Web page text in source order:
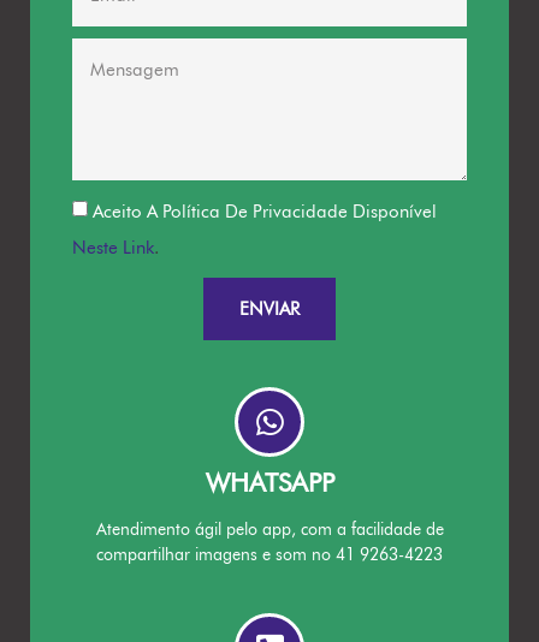
Aceito A Política De Privacidade Disponível
Neste Link.
ENVIAR
WHATSAPP
Atendimento ágil pelo app, com a facilidade de
compartilhar imagens e som no 41 9263-4223